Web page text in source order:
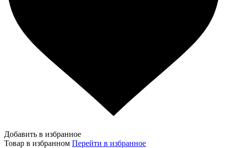
Добавить в избранное
Товар в избранном Перейти в избранное